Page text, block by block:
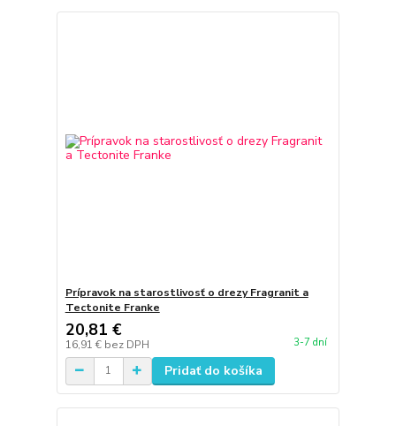
Prípravok na starostlivosť o drezy Fragranit a
Tectonite Franke
20,81 €
16,91 € bez DPH 3-7 dní
Pridať do košíka